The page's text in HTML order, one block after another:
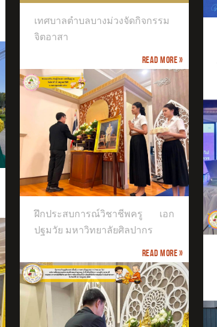
เทศบาลตำบลบางม่วงจัดกิจกรรม
จิตอาสา
Read more »
ฝึกประสบการณ์วิชาชีพครู เอก
ปฐมวัย มหาวิทยาลัยศิลปากร
Read more »
ประชันศิลปะนาฏยศิลป์ชั้นสูงของไทย
จัดการประชุมผู้ปกครองนักเรียนระดับ